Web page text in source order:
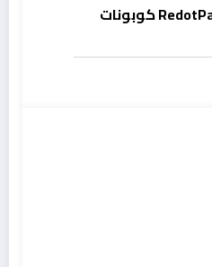
احصل على خصم RedotPay Card كوبونات